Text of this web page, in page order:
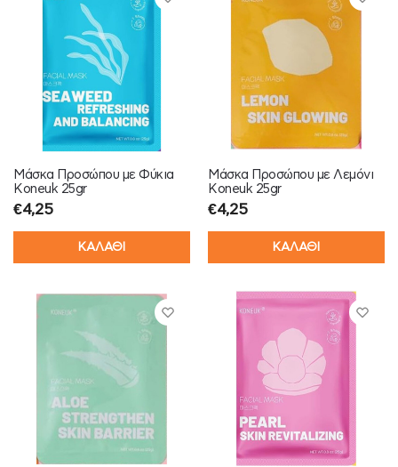
Μάσκα Προσώπου με Φύκια
Koneuk 25gr
€4,25
ΚΑΛΑΘΙ
Μάσκα Προσώπου με Λεμόνι
Koneuk 25gr
€4,25
ΚΑΛΑΘΙ